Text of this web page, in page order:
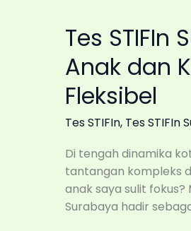
Tes STIFIn
Anak dan
Fleksibel
Tes STIFIn, Tes STIFIn
Di tengah dinamika
tantangan kompleks
anak saya sulit fokus?
Surabaya hadir